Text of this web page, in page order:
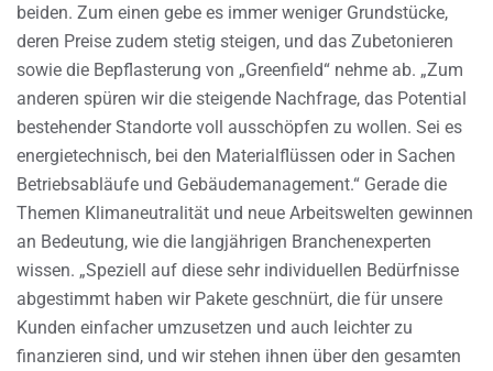
beiden. Zum einen gebe es immer weniger Grundstücke,
deren Preise zudem stetig steigen, und das Zubetonieren
sowie die Bepflasterung von „Greenfield“ nehme ab. „Zum
anderen spüren wir die steigende Nachfrage, das Potential
bestehender Standorte voll ausschöpfen zu wollen. Sei es
energietechnisch, bei den Materialflüssen oder in Sachen
Betriebsabläufe und Gebäudemanagement.“ Gerade die
Themen Klimaneutralität und neue Arbeitswelten gewinnen
an Bedeutung, wie die langjährigen Branchenexperten
wissen. „Speziell auf diese sehr individuellen Bedürfnisse
abgestimmt haben wir Pakete geschnürt, die für unsere
Kunden einfacher umzusetzen und auch leichter zu
finanzieren sind, und wir stehen ihnen über den gesamten